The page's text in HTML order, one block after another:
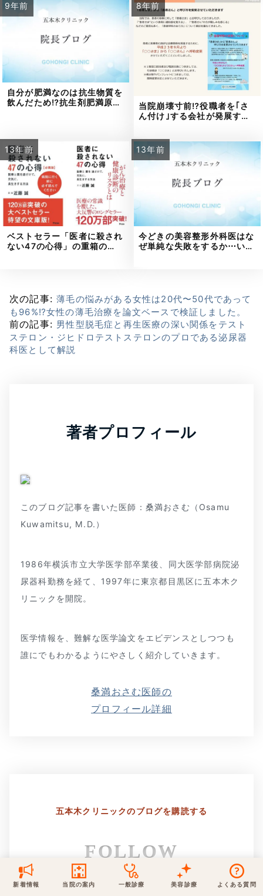
9年前
自分が肥満なのは抗生物質を
飲んだため⁉抗生剤肥満原…
8年前
当院崩壊寸前⁉役職者を｢さ
ん付け｣する会社が発展す…
13年前
ベストセラー「医者に殺され
ない47の心得」の重箱の…
13年前
今どきの美容整形外科医はな
ぜ単純な失敗をするか⋯い…
次の記事:薄毛の悩みがある女性は20代〜50代であって
も96%⁉女性の薄毛治療を論文ベースで検証しました。
前の記事: 男性型脱毛症と再生医療の深い関係をテスト
ステロン・ジヒドロテストステロンのプロである泌尿器
科医として解説
著者プロフィール
このブログ記事を書いた医師：桑満おさむ（Osamu
Kuwamitsu, M.D.）
1986年横浜市立大学医学部卒業後、同大医学部病院泌
尿器科勤務を経て、1997年に東京都目黒区に五本木ク
リニックを開院。
医学情報を、難解な医学論文をエビデンスとしつつも
誰にでもわかるようにやさしく紹介していきます。
桑満おさむ医師の
プロフィール詳細
五本木クリニックのブログを購読する
FOLLOW
新着情報
最新医療トピックス
当院の案内
医師の紹介
一般診療
保険での診療
泌尿器科
美容診療 よくある質問
一般診療 美容診療
予約について